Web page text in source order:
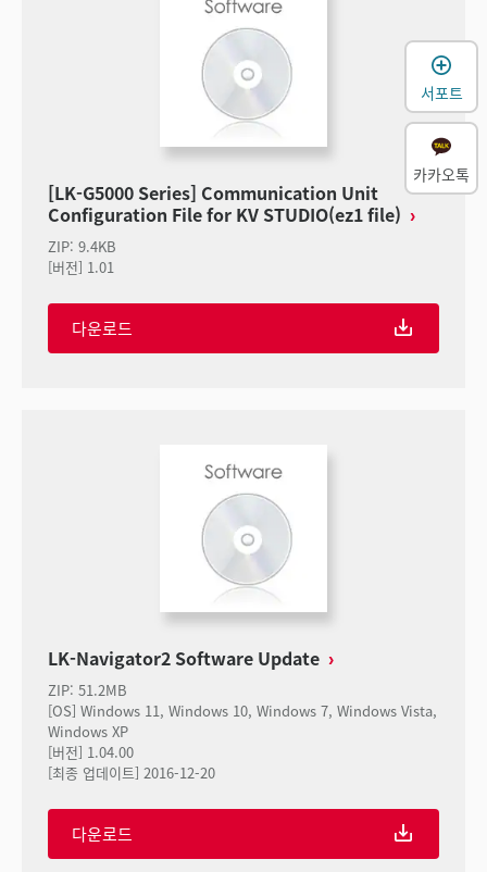
[LK-G5000 Series] Communication Unit
Configuration File for KV STUDIO(ez1 file)
ZIP: 9.4KB
[버전] 1.01
다운로드
LK-Navigator2 Software Update
ZIP: 51.2MB
[OS] Windows 11, Windows 10, Windows 7, Windows Vista,
Windows XP
[버전] 1.04.00
[최종 업데이트] 2016-12-20
다운로드
서포트
카카오톡